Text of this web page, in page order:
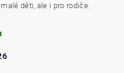
děti, ale i pro rodiče.